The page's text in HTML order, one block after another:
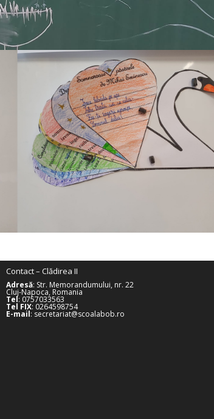
Contact – Clădirea II
Adresă: Str. Memorandumului, nr. 22
Cluj-Napoca, Romania
Tel: 0757033563
Tel FIX: 0264598754
E-mail: secretariat@scoalabob.ro